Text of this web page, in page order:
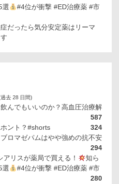
選
#4位が衝撃 #ED治療薬 #市
だったら気分安定薬はリーマ
去 28 日間)
んでもいいのか？高血圧治療解
587
ント？#shorts
324
ロマゼパムはやや強めの抗不安
294
アリスが薬局で買える！
知ら
選
#4位が衝撃 #ED治療薬 #市
280